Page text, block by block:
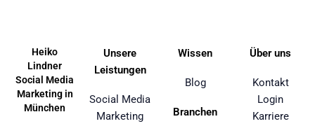
Heiko
Lindner
Social Media
Marketing in
München
Unsere
Leistungen
Social Media
Marketing
Wissen
Blog
Branchen
Über uns
Kontakt
Login
Karriere